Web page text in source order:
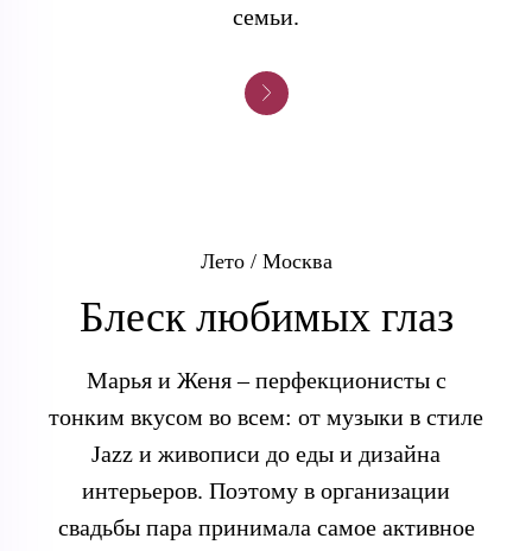
семьи.
Лето / Москва
Блеск любимых глаз
Марья и Женя – перфекционисты с
тонким вкусом во всем: от музыки в стиле
Jazz и живописи до еды и дизайна
интерьеров. Поэтому в организации
свадьбы пара принимала самое активное